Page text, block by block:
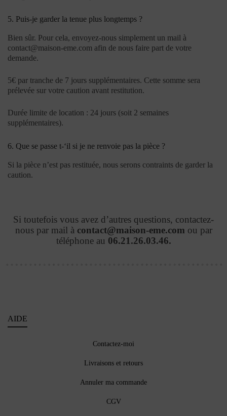
5. Puis-je garder la tenue plus longtemps ?
Bien sûr. Pour cela, envoyez-nous simplement un mail à
contact@maison-eme.com afin de nous faire part de votre
demande.
5€ par tranche de 7 jours supplémentaires. Cette somme sera
prélevée sur votre caution avant restitution.
Durée limite de location : 24 jours (soit 2 semaines
supplémentaires).
6. Que se passe t-‘il si je ne renvoie pas la pièce ?
Si la pièce n’est pas restituée, nous serons contraints de garder la
caution.
Si toutefois vous avez d’autres questions, contactez-
nous par mail à contact@maison-eme.com ou par
téléphone au 06.21.26.03.46.
AIDE
Contactez-moi
Livraisons et retours
Annuler ma commande
CGV